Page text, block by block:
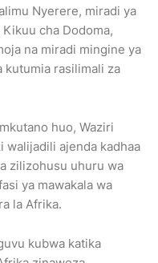
Nyerere, miradi ya
cha Dodoma,
na miradi mingine ya
rasilimali za
huo, Waziri
walijadili ajenda kadhaa
zilizohusu uhuru wa
ya mawakala wa
la Afrika.
kubwa katika